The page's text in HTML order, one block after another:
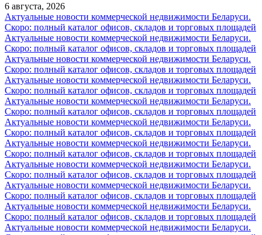
6 августа, 2026
Актуальные новости коммерческой недвижимости Беларуси.
Скоро: полный каталог офисов, складов и торговых площадей
Актуальные новости коммерческой недвижимости Беларуси.
Скоро: полный каталог офисов, складов и торговых площадей
Актуальные новости коммерческой недвижимости Беларуси.
Скоро: полный каталог офисов, складов и торговых площадей
Актуальные новости коммерческой недвижимости Беларуси.
Скоро: полный каталог офисов, складов и торговых площадей
Актуальные новости коммерческой недвижимости Беларуси.
Скоро: полный каталог офисов, складов и торговых площадей
Актуальные новости коммерческой недвижимости Беларуси.
Скоро: полный каталог офисов, складов и торговых площадей
Актуальные новости коммерческой недвижимости Беларуси.
Скоро: полный каталог офисов, складов и торговых площадей
Актуальные новости коммерческой недвижимости Беларуси.
Скоро: полный каталог офисов, складов и торговых площадей
Актуальные новости коммерческой недвижимости Беларуси.
Скоро: полный каталог офисов, складов и торговых площадей
Актуальные новости коммерческой недвижимости Беларуси.
Скоро: полный каталог офисов, складов и торговых площадей
Актуальные новости коммерческой недвижимости Беларуси.